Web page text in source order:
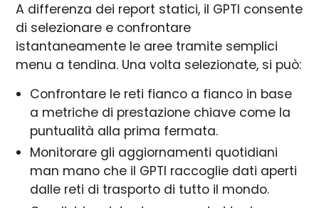
A differenza dei report statici, il GPTI consente
di selezionare e confrontare
istantaneamente le aree tramite semplici
menu a tendina. Una volta selezionate, si può:
Confrontare le reti fianco a fianco in base
a metriche di prestazione chiave come la
puntualità alla prima fermata.
Monitorare gli aggiornamenti quotidiani
man mano che il GPTI raccoglie dati aperti
dalle reti di trasporto di tutto il mondo.